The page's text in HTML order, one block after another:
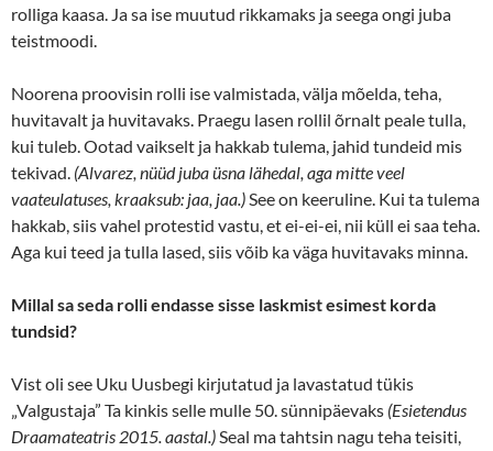
rolliga kaasa. Ja sa ise muutud rikkamaks ja seega ongi juba
teistmoodi.
Noorena proovisin rolli ise valmistada, välja mõelda, teha,
huvitavalt ja huvitavaks. Praegu lasen rollil õrnalt peale tulla,
kui tuleb. Ootad vaikselt ja hakkab tulema, jahid tundeid mis
tekivad. (Alvarez, nüüd juba üsna lähedal, aga mitte veel
vaateulatuses, kraaksub: jaa, jaa.)See on keeruline. Kui ta tulema
hakkab, siis vahel protestid vastu, et ei-ei-ei, nii küll ei saa teha.
Aga kui teed ja tulla lased, siis võib ka väga huvitavaks minna.
Millal sa seda rolli endasse sisse laskmist esimest korda
tundsid?
Vist oli see Uku Uusbegi kirjutatud ja lavastatud tükis
„Valgustaja” Ta kinkis selle mulle 50. sünnipäevaks (Esietendus
Draamateatris 2015. aastal.)Seal ma tahtsin nagu teha teisiti,